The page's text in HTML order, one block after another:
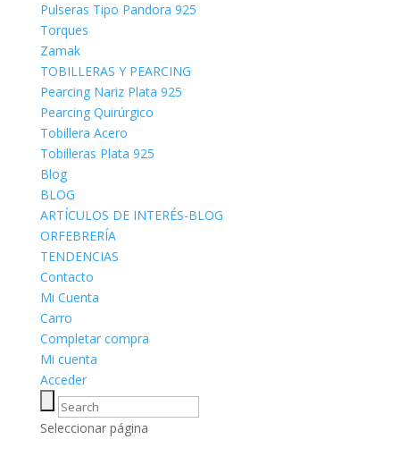
Pulseras Tipo Pandora 925
Torques
Zamak
TOBILLERAS Y PEARCING
Pearcing Nariz Plata 925
Pearcing Quirúrgico
Tobillera Acero
Tobilleras Plata 925
Blog
BLOG
ARTÍCULOS DE INTERÉS-BLOG
ORFEBRERÍA
TENDENCIAS
Contacto
Mi Cuenta
Carro
Completar compra
Mi cuenta
Acceder
Seleccionar página